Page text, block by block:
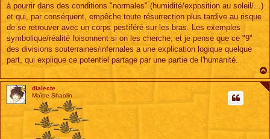
à pourrir dans des conditions "normales" (humidité/exposition au soleil/...)
et qui, par conséquent, empêche toute résurrection plus tardive au risque
de se retrouver avec un corps pestiféré sur les bras. Les exemples
symbolique/réalité foisonnent si on les cherche, et je pense que ce "9"
des divisions souterraines/infernales a une explication logique quelque
part, qui explique ce potentiel partage par une partie de l'humanité.
dialecte
Maître Shaolin